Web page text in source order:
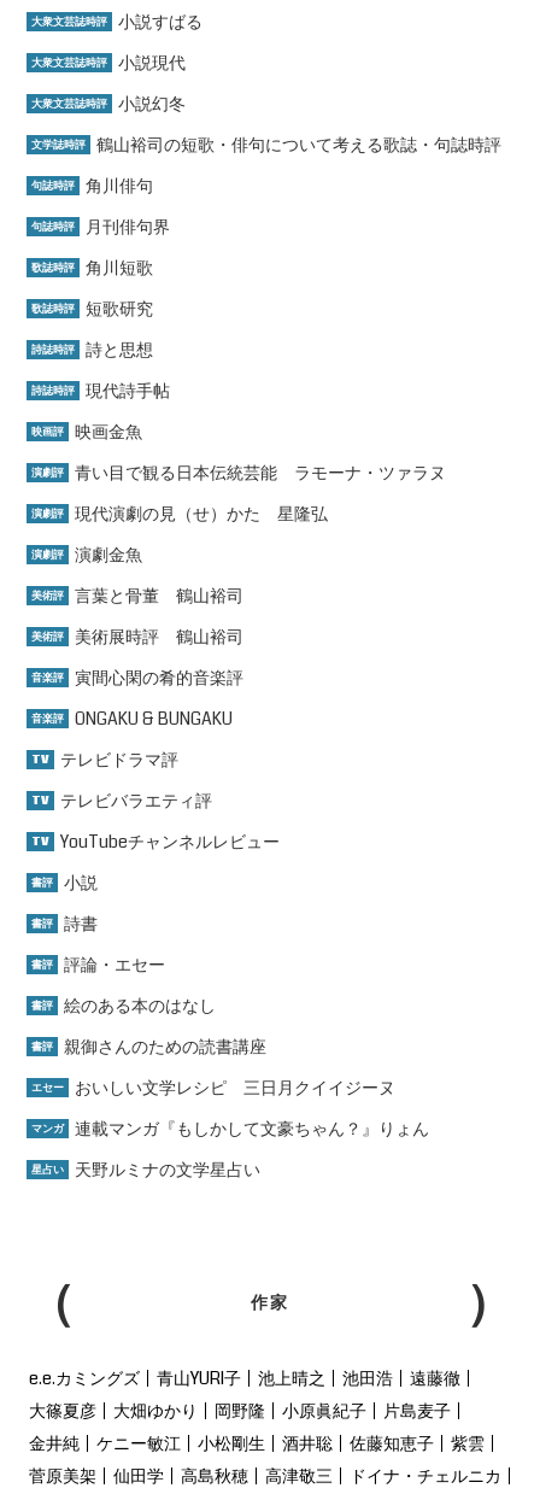
大衆文芸誌時評 小説すばる
大衆文芸誌時評 小説現代
大衆文芸誌時評 小説幻冬
文学誌時評 鶴山裕司の短歌・俳句について考える歌誌・句誌時評
句誌時評 角川俳句
句誌時評 月刊俳句界
歌誌時評 角川短歌
歌誌時評 短歌研究
詩誌時評 詩と思想
詩誌時評 現代詩手帖
映画評 映画金魚
演劇評 青い目で観る日本伝統芸能 ラモーナ・ツァラヌ
演劇評 現代演劇の見（せ）かた 星隆弘
演劇評 演劇金魚
美術評 言葉と骨董 鶴山裕司
美術評 美術展時評 鶴山裕司
音楽評 寅間心閑の肴的音楽評
音楽評 ONGAKU & BUNGAKU
TV テレビドラマ評
TV テレビバラエティ評
TV YouTubeチャンネルレビュー
書評 小説
書評 詩書
書評 評論・エセー
書評 絵のある本のはなし
書評 親御さんのための読書講座
エセー おいしい文学レシピ 三日月クイイジーヌ
マンガ 連載マンガ『もしかして文豪ちゃん？』りょん
星占い 天野ルミナの文学星占い
作家
e.e.カミングズ 青山YURI子 池上晴之 池田浩
遠藤徹
大篠夏彦
大畑ゆかり 岡野隆 小原眞紀子
片島麦子
金井純
ケニー敏江 小松剛生 酒井聡 佐藤知恵子
紫雲
菅原美架
仙田学 高島秋穂 高津敬三
ドイナ・チェルニカ